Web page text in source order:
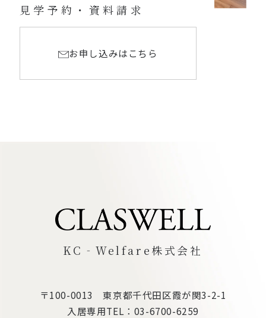
見学予約・資料請求
お申し込みはこちら
KC‐Welfare株式会社
〒100-0013 東京都千代田区霞が関3-2-1
入居専用TEL： 03-6700-6259